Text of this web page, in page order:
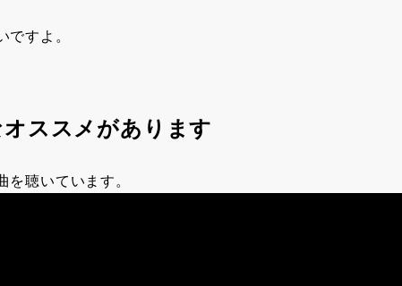
すよ。
ススメがあります
聴いています。